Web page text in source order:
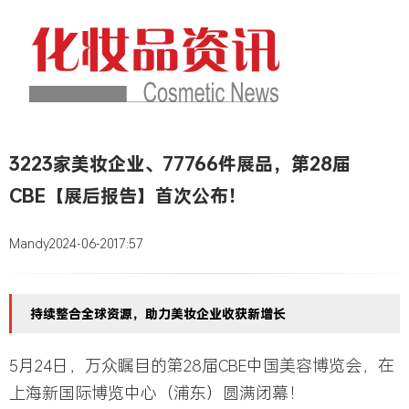
3223家美妆企业、77766件展品，第28届
CBE【展后报告】首次公布！
Mandy2024-06-2017:57
持续整合全球资源，助力美妆企业收获新增长
5月24日，万众瞩目的第28届CBE中国美容博览会，在
上海新国际博览中心（浦东）圆满闭幕！